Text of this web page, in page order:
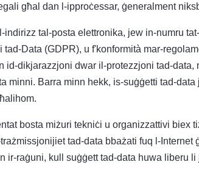
għal dan l-ipproċessar, ġeneralment
tal-posta elettronika, jew in-numru
Data (GDPR), u f'konformità mar-
dikjarazzjoni dwar il-protezzjoni tad-
minni. Barra minn hekk, is-suġġetti tad-
bosta miżuri tekniċi u organizzattivi biex
tad-data bbażati fuq l-Internet
ir-raġuni, kull suġġett tad-data huwa liberu